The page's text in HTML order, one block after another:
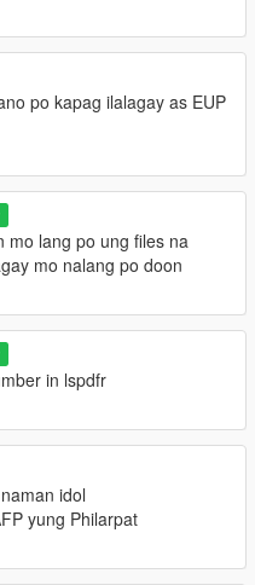
po kapag ilalagay as EUP
mo lang po ung files na
mo nalang po doon
in lspdfr
idol
yung Philarpat